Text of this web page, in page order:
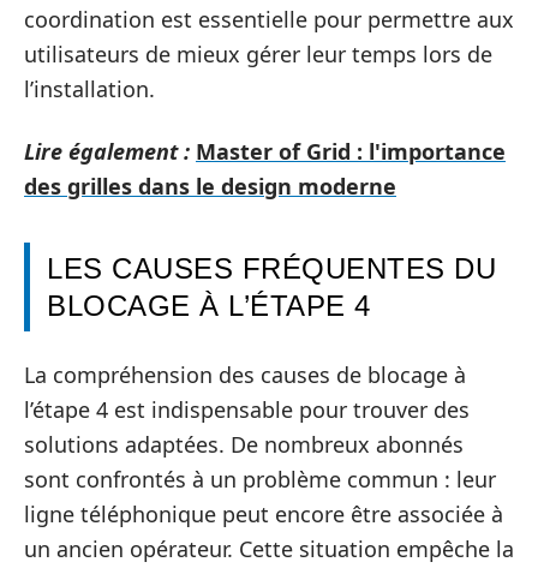
coordination est essentielle pour permettre aux
utilisateurs de mieux gérer leur temps lors de
l’installation.
Lire également : Master of Grid : l'importance
des grilles dans le design moderne
LES CAUSES FRÉQUENTES DU
BLOCAGE À L’ÉTAPE 4
La compréhension des causes de blocage à
l’étape 4 est indispensable pour trouver des
solutions adaptées. De nombreux abonnés
sont confrontés à un problème commun : leur
ligne téléphonique peut encore être associée à
un ancien opérateur. Cette situation empêche la